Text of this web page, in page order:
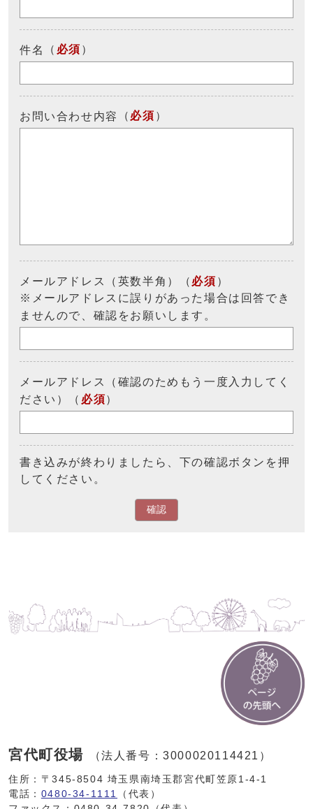
件名 （ 必須 ）
お問い合わせ内容 （ 必須 ）
メールアドレス（英数半角）（ 必須 ）
※メールアドレスに誤りがあった場合は回答でき
ませんので、確認をお願いします。
メールアドレス（確認のためもう一度入力してく
ださい）（ 必須）
書き込みが終わりましたら、下の確認ボタンを押
してください。
確認
宮代町役場 （法人番号：3000020114421）
住所：〒345-8504 埼玉県南埼玉郡宮代町笠原1-4-1
電話： 0480-34-1111
（代表）